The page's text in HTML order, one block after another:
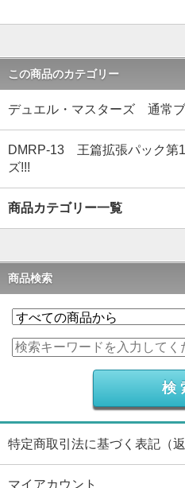
この商品のカテゴリー
デュエル・マスターズ 通常
DMRP-13 王篇拡張パック第
ズ!!!
商品カテゴリー一覧
商品検索
特定商取引法に基づく表記（返
マイアカウント